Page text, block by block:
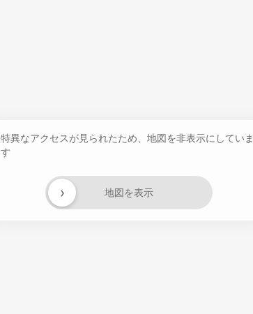
特異なアクセスが見られたため、地図を非表示にしていま
す
地図を表示
›